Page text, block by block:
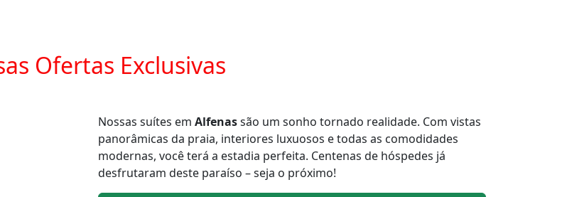
Ofertas Exclusivas
Nossas suítes em Alfenassão um sonho tornado realidade. Com vistas
panorâmicas da praia, interiores luxuosos e todas as comodidades
modernas, você terá a estadia perfeita. Centenas de hóspedes já
desfrutaram deste paraíso – seja o próximo!